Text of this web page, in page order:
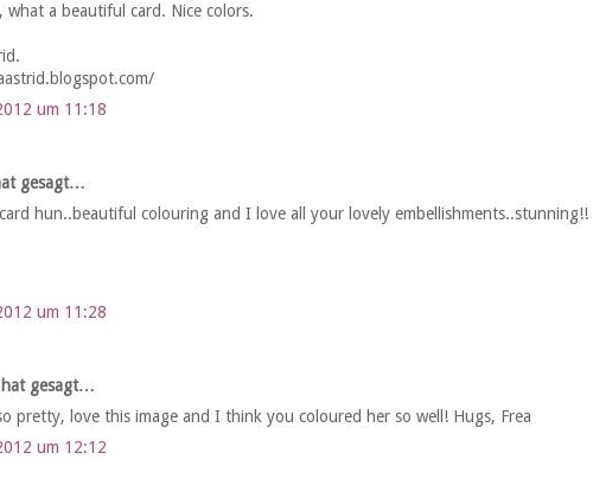
what a beautiful card. Nice colors.
um 11:18
gesagt…
hun..beautiful colouring and I love all your lovely embellishments..stunning!!
um 11:28
hat gesagt…
pretty, love this image and I think you coloured her so well! Hugs, Frea
um 12:12